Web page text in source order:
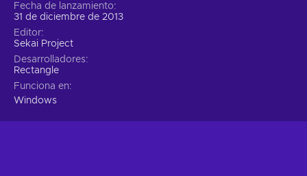
Fecha de lanzamiento
31 de diciembre de 2013
Editor
Sekai Project
Desarrolladores
Rectangle
Funciona en
Windows